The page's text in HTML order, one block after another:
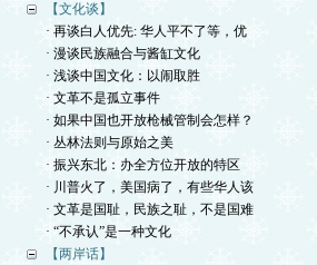
【文化谈】
· 再谈白人优先: 华人平不了等，优
· 漫谈民族融合与酱缸文化
· 浅谈中国文化：以闹取胜
· 文革不是孤立事件
· 如果中国也开放枪械管制会怎样？
· 丛林法则与原始之美
· 振兴东北：办全方位开放的特区
· 川普火了，美国病了，有些华人该
· 文革是国耻，民族之耻，不是国难
· “不承认”是一种文化
【两岸话】